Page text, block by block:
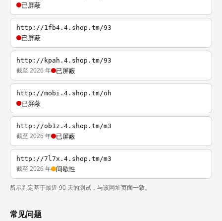
已屏蔽
http://1fb4.4.shop.tm/93
已屏蔽
http://kpah.4.shop.tm/93
截至 2026 年 已屏蔽
http://mobi.4.shop.tm/oh
已屏蔽
http://ob1z.4.shop.tm/m3
截至 2026 年 已屏蔽
http://7l7x.4.shop.tm/m3
截至 2026 年 间歇性
所示判定基于最近 90 天的测试，与该网址页面一致。
常见问题